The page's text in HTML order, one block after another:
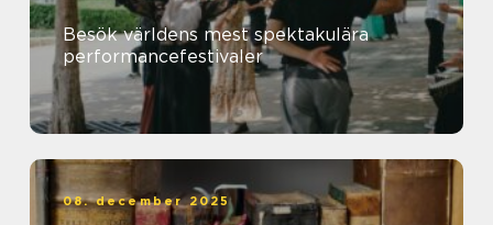
Besök världens mest spektakulära
performancefestivaler
08. december 2025